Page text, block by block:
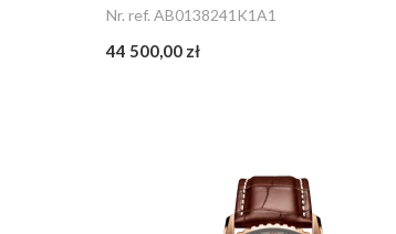
Nr. ref. AB0138241K1A1
44 500,00 zł